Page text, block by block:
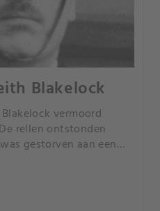
Blakelock
vermoord
rellen ontstonden
gestorven aan een